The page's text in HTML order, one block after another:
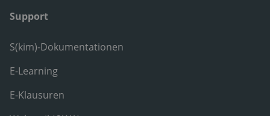
Support
S(kim)-Dokumentationen
E-Learning
E-Klausuren